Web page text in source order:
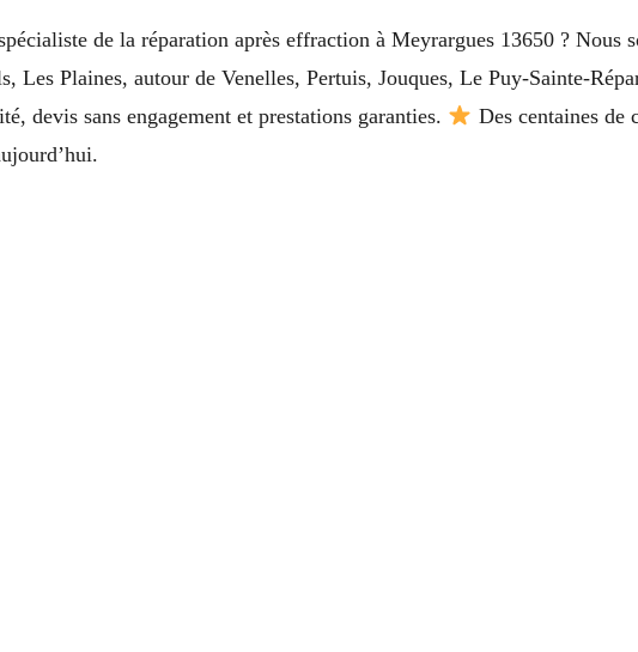
de la réparation après effraction à Meyrargues 13650 ?
Les Plaines, autour de Venelles, Pertuis, Jouques, Le Puy-Sainte-
devis sans engagement et prestations garanties.
Des centaines de